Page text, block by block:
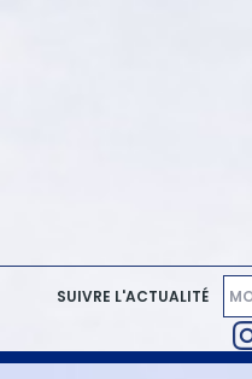
SUIVRE L'ACTUALITÉ